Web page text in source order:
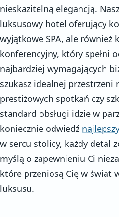
nieskazitelną elegancją.
luksusowy hotel oferujący
wyjątkowe SPA, ale również
konferencyjny, który spełni
najbardziej wymagających
szukasz idealnej przestrzeni
prestiżowych spotkań czy
standard obsługi idzie w
koniecznie odwiedź
w sercu stolicy, każdy detal
myślą o zapewnieniu Ci
które przeniosą Cię w świat
luksusu.